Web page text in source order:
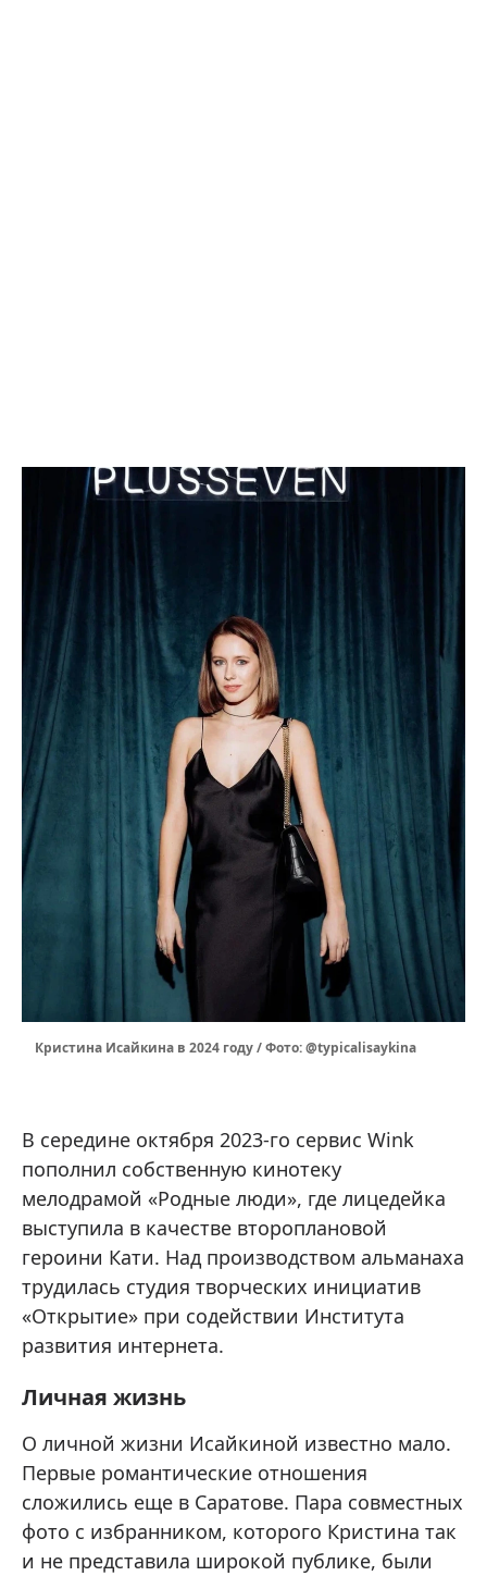
Кристина Исайкина в 2024 году / Фото: @typicalisaykina
В середине октября 2023-го сервис Wink
пополнил собственную кинотеку
мелодрамой «Родные люди», где лицедейка
выступила в качестве второплановой
героини Кати. Над производством альманаха
трудилась студия творческих инициатив
«Открытие» при содействии Института
развития интернета.
Личная жизнь
О личной жизни Исайкиной известно мало.
Первые романтические отношения
сложились еще в Саратове. Пара совместных
фото с избранником, которого Кристина так
и не представила широкой публике, были